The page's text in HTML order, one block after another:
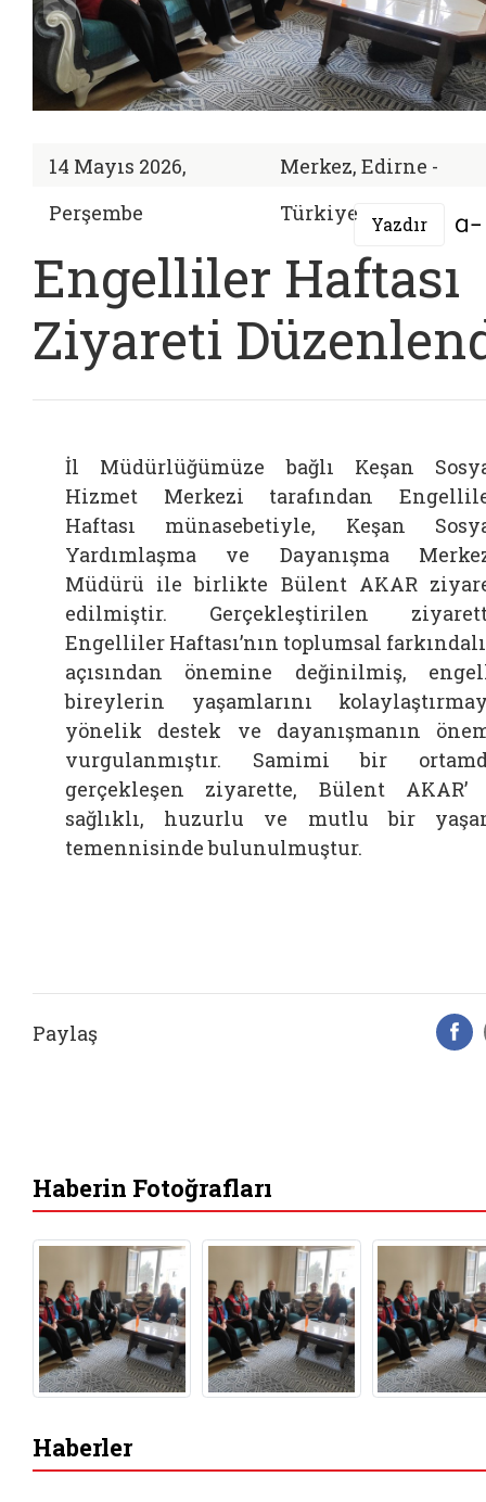
14 Mayıs 2026,
Perşembe
Merkez, Edirne -
Türkiye
Yazdır
Engelliler Haftası
Ziyareti
İl Müdürlüğümüze bağlı Keşan
Hizmet Merkezi tarafından
Haftası münasebetiyle, Keşan
Yardımlaşma ve Dayanışma
Müdürü ile birlikte Bülent AKAR
edilmiştir. Gerçekleştirilen
Engelliler Haftası’nın toplumsal
açısından önemine değinilmiş,
bireylerin yaşamlarını
yönelik destek ve dayanışmanın
vurgulanmıştır. Samimi bir
gerçekleşen ziyarette, Bülent AKAR’
sağlıklı, huzurlu ve mutlu bir
temennisinde bulunulmuştur.
Paylaş
Haberin Fotoğrafları
Haberler